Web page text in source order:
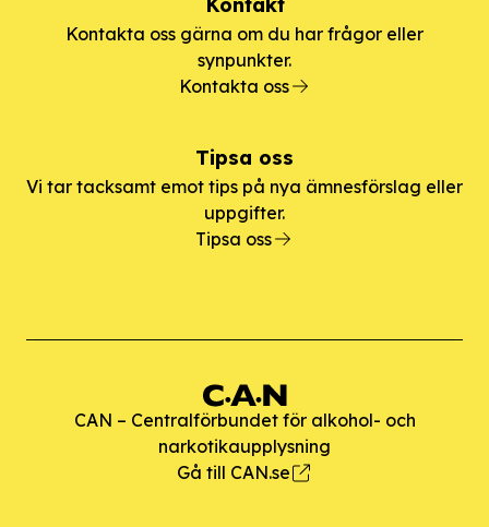
Kontakta oss gärna om du har frågor eller
synpunkter.
Kontakta oss
Tipsa oss
Vi tar tacksamt emot tips på nya ämnesförslag eller
uppgifter.
Tipsa oss
CAN – Centralförbundet för alkohol- och
narkotikaupplysning
Gå till CAN.se